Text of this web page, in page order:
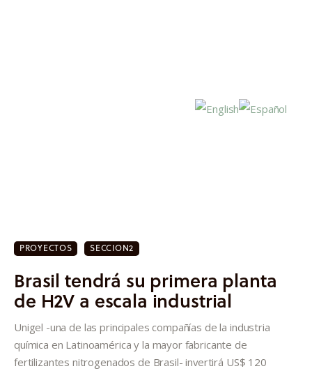
Investigación
Proyectos
Informes
Quiénes somos
PROYECTOS SECCION2
Brasil tendrá su primera planta
de H2V a escala industrial
Unigel -una de las principales compañías de la industria
química en Latinoamérica y la mayor fabricante de
fertilizantes nitrogenados de Brasil- invertirá US$ 120